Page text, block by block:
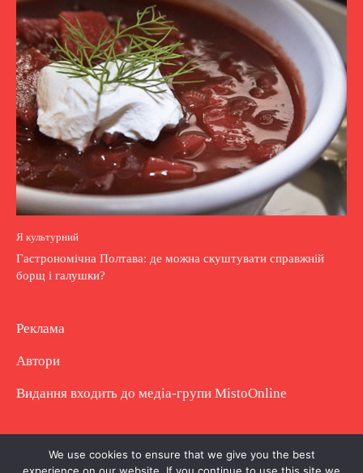
Я культурний
Гастрономічна Полтава: де можна скуштувати справжній
борщ і галушки?
Реклама
Автори
Видання входить до медіа-групи MistoOnline
Copyright © Повне використання матеріалу
We use cookies to ensure that we give you the best